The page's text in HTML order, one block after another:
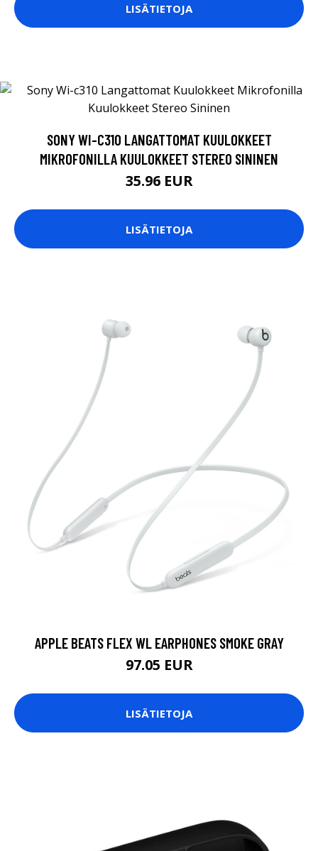
LISÄTIETOJA
SONY WI-C310 LANGATTOMAT KUULOKKEET
MIKROFONILLA KUULOKKEET STEREO SININEN
35.96 EUR
LISÄTIETOJA
APPLE BEATS FLEX WL EARPHONES SMOKE GRAY
97.05 EUR
LISÄTIETOJA